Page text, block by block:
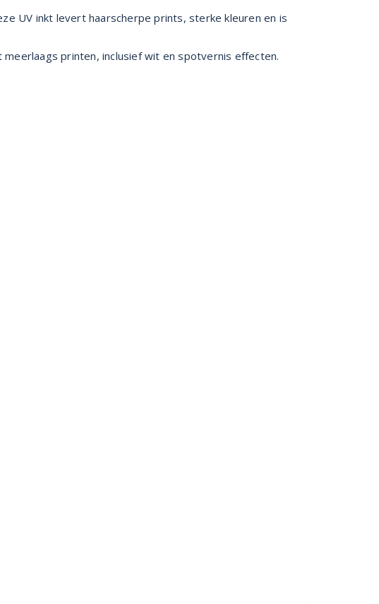
UV inkt levert haarscherpe prints, sterke kleuren en is
printen, inclusief wit en spotvernis effecten.